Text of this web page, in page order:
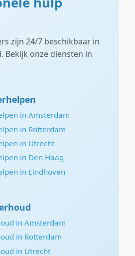
zijn 24/7 beschikbaar in
Bekijk onze diensten in
in Amsterdam
in Rotterdam
in Utrecht
in Den Haag
in Eindhoven
in Amsterdam
in Rotterdam
in Utrecht